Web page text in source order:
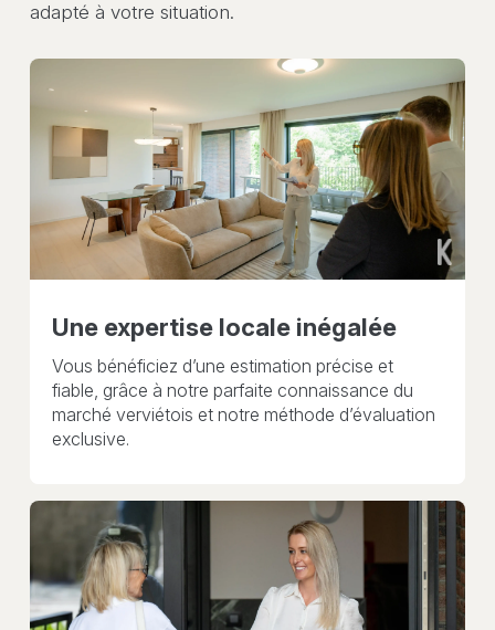
adapté à votre situation.
Une expertise locale inégalée
Vous bénéficiez d’une estimation précise et
fiable, grâce à notre parfaite connaissance du
marché verviétois et notre méthode d’évaluation
exclusive.